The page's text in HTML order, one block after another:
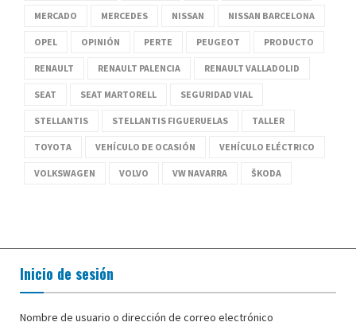
MERCADO MERCEDES NISSAN NISSAN BARCELONA
OPEL OPINIÓN PERTE PEUGEOT PRODUCTO
RENAULT RENAULT PALENCIA RENAULT VALLADOLID
SEAT SEAT MARTORELL SEGURIDAD VIAL
STELLANTIS STELLANTIS FIGUERUELAS TALLER
TOYOTA VEHÍCULO DE OCASIÓN VEHÍCULO ELÉCTRICO
VOLKSWAGEN VOLVO VW NAVARRA ŠKODA
Inicio de sesión
Nombre de usuario o dirección de correo electrónico